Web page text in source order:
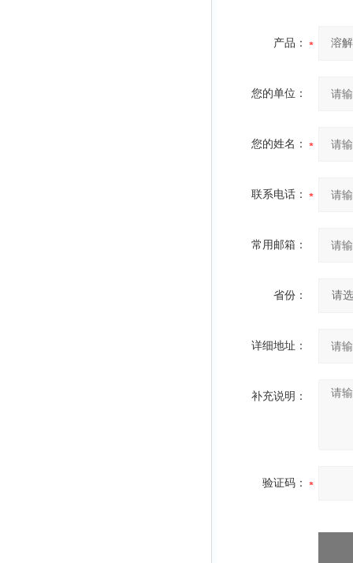
产品：
您的单位：
您的姓名：
联系电话：
常用邮箱：
省份：
详细地址：
补充说明：
验证码：